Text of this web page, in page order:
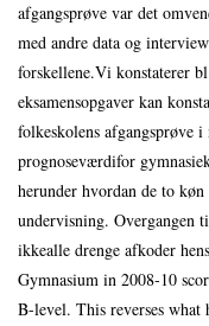
afgangsprøve var det
med andre data og
forskellene.Vi konstaterer
eksamensopgaver kan
folkeskolens afgangsprøve
prognoseværdifor
herunder hvordan de to
undervisning. Overgangen
ikkealle drenge afkoder
Gymnasium in 2008‑10
B-level. This reverses what